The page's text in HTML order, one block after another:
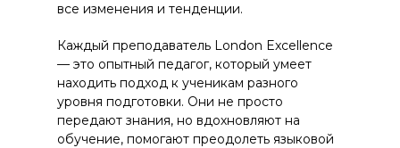
все изменения и тенденции.
Каждый преподаватель London Excellence
— это опытный педагог, который умеет
находить подход к ученикам разного
уровня подготовки. Они не просто
передают знания, но вдохновляют на
обучение, помогают преодолеть языковой